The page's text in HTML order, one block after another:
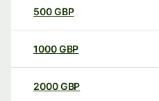
500GBP
1000GBP
2000GBP